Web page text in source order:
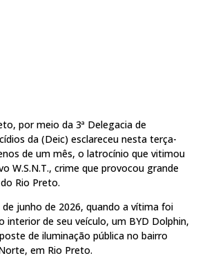
por meio da 3ª Delegacia de
da (Deic) esclareceu nesta terça-
de um mês, o latrocínio que vitimou
W.S.N.T., crime que provocou grande
Rio Preto.
junho de 2026, quando a vítima foi
interior de seu veículo, um BYD Dolphin,
de iluminação pública no bairro
em Rio Preto.